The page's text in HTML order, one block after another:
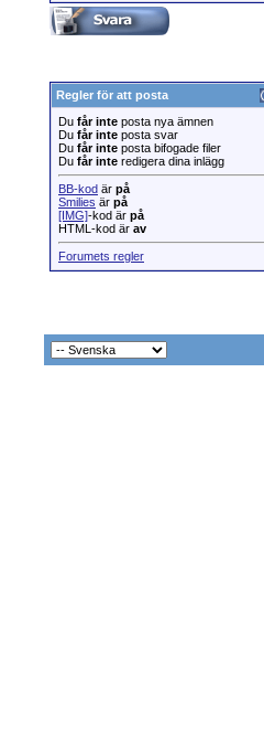
Regler för att posta
Du får inte posta nya ämnen
Du får inte posta svar
Du får inte posta bifogade filer
Du får inte redigera dina inlägg
BB-kod är på
Smilies är på
[IMG]-kod är på
HTML-kod är av
Forumets regler